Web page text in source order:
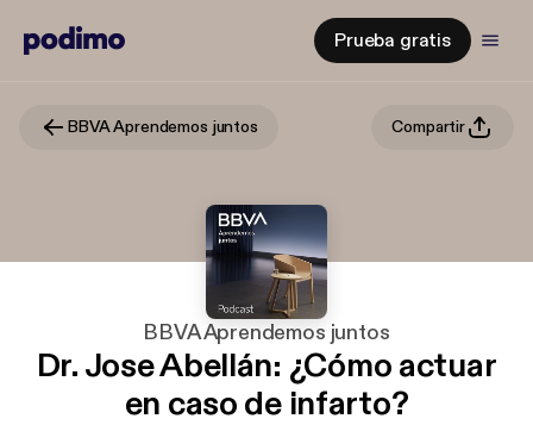
Prueba gratis
BBVA Aprendemos juntos Compartir
BBVA Aprendemos juntos
Dr. Jose Abellán: ¿Cómo actuar
en caso de infarto?